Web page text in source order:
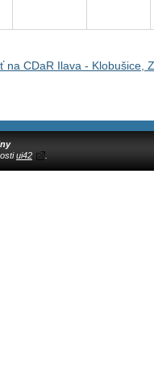
na CDaR Ilava - Klobušice,
ui42